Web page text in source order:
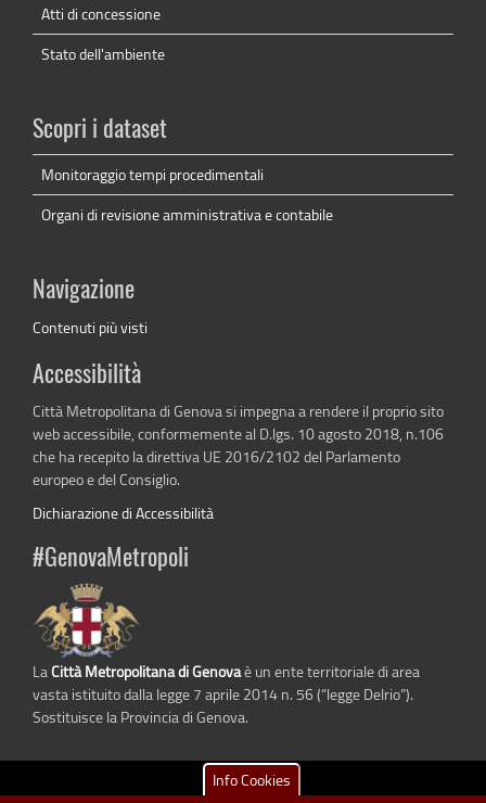
Atti di concessione
Stato dell'ambiente
Scopri i dataset
Monitoraggio tempi procedimentali
Organi di revisione amministrativa e contabile
Navigazione
Contenuti più visti
Accessibilità
Città Metropolitana di Genova si impegna a rendere il proprio sito
web accessibile, conformemente al D.lgs. 10 agosto 2018, n.106
che ha recepito la direttiva UE 2016/2102 del Parlamento
europeo e del Consiglio.
Dichiarazione di Accessibilità
#GenovaMetropoli
LaCittà Metropolitana di Genovaè un ente territoriale di area
vasta istituito dalla legge 7 aprile 2014 n. 56 (“legge Delrio”).
Sostituisce la Provincia di Genova.
Info Cookies